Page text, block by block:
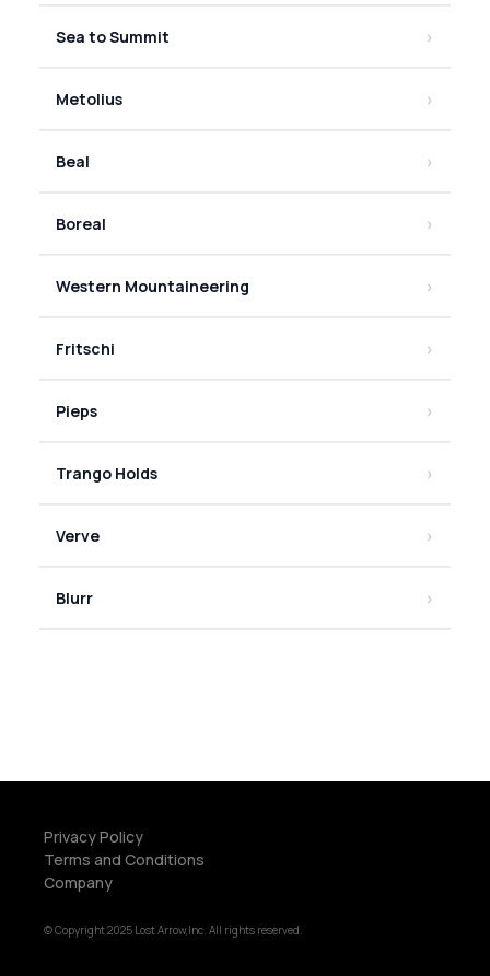
Sea to Summit
Metolius
Beal
Boreal
Western Mountaineering
Fritschi
Pieps
Trango Holds
Verve
Blurr
Privacy Policy
Terms and Conditions
Company
© Copyright 2025 Lost Arrow,Inc. All rights reserved.